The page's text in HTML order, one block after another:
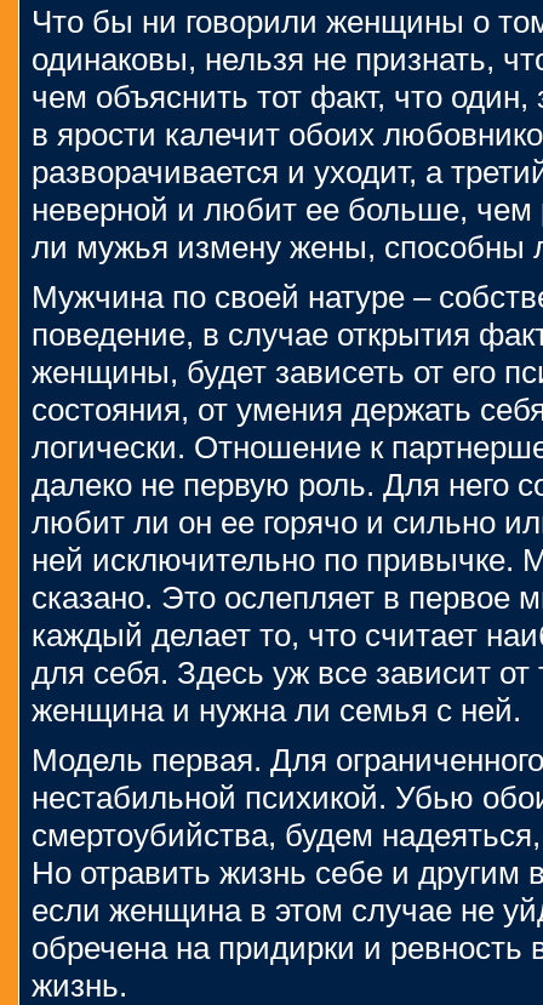
Что бы ни говорили женщины о
одинаковы, нельзя не признать,
чем объяснить тот факт, что
в ярости калечит обоих
разворачивается и уходит, а
неверной и любит ее больше,
ли мужья измену жены, способны
Мужчина по своей натуре –
поведение, в случае открытия
женщины, будет зависеть от его
состояния, от умения держать
логически. Отношение к
далеко не первую роль. Для него
любит ли он ее горячо и сильно
ней исключительно по привычке.
сказано. Это ослепляет в первое
каждый делает то, что считает
для себя. Здесь уж все зависит от
женщина и нужна ли семья с ней.
Модель первая. Для
нестабильной психикой. Убью
смертоубийства, будем
Но отравить жизнь себе и другим
если женщина в этом случае не
обречена на придирки и
жизнь.